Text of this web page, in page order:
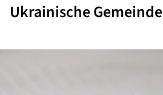
Ukrainische Gemeinde